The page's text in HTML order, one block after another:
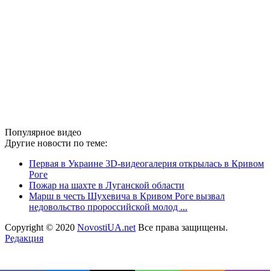
Популярное видео
Другие новости по теме:
Первая в Украине 3D-видеогалерия открылась в Кривом
Роге
Пожар на шахте в Луганской области
Марш в честь Шухевича в Кривом Роге вызвал
недовольство пророссийской молод ...
Copyright © 2020 NovostiUA.net Все права защищены.
Редакция